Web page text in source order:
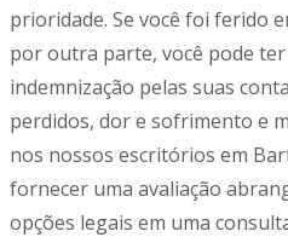
prioridade. Se você foi ferido
por outra parte, você pode
indemnização pelas suas
perdidos, dor e sofrimento e
nos nossos escritórios em
fornecer uma avaliação
opções legais em uma